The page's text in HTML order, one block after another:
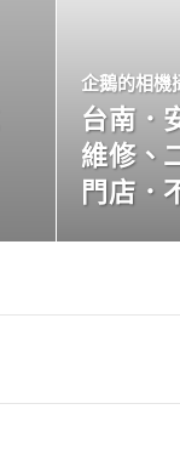
企鵝的相機
台南．
維修、
門店．